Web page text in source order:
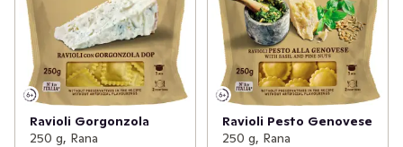
Ravioli Gorgonzola
250 g, Rana
Ravioli Pesto Genovese
250 g, Rana